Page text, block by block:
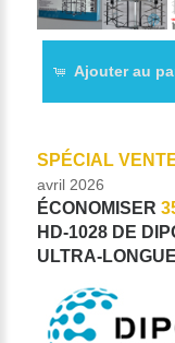
Ajouter au
SPÉCIAL
avril 2026
ÉCONOMISER
HD-1028 DE
ULTRA-